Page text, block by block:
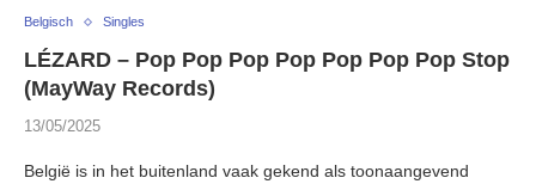
Belgisch Singles
LÉZARD – Pop Pop Pop Pop Pop Pop Pop Stop
(MayWay Records)
13/05/2025
België is in het buitenland vaak gekend als toonaangevend